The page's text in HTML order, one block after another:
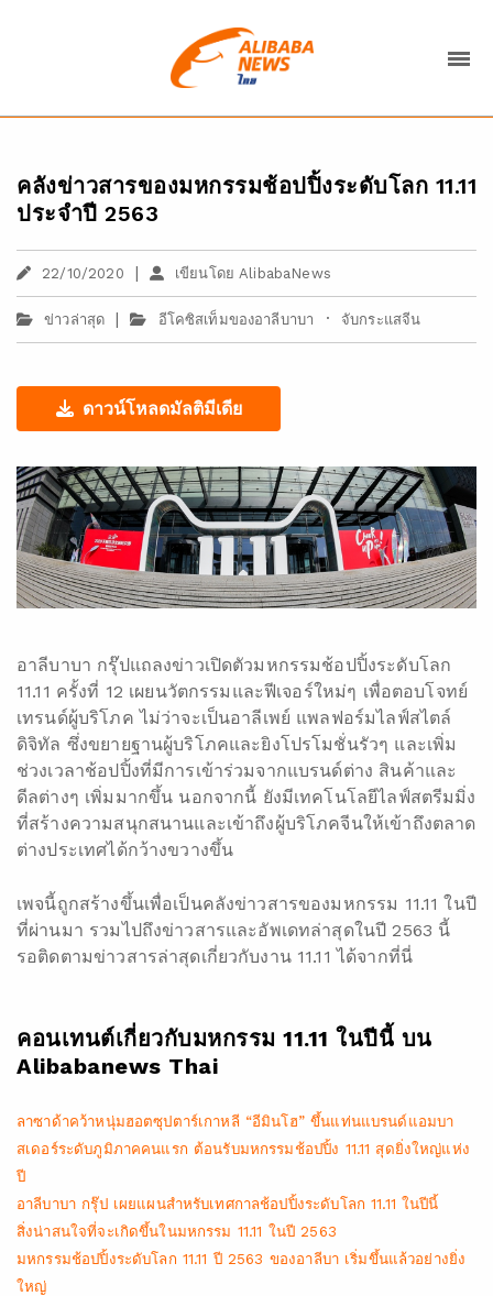
คลังข่าวสารของมหกรรมช้อปปิ้งระดับโลก 11.11
ประจำปี 2563
22/10/2020 | เขียนโดย AlibabaNews
ข่าวล่าสุด | อีโคซิสเท็มของอาลีบาบา · จับกระแสจีน
ดาวน์โหลดมัลติมีเดีย
อาลีบาบา กรุ๊ปแถลงข่าวเปิดตัวมหกรรมช้อปปิ้งระดับโลก
11.11 ครั้งที่ 12 เผยนวัตกรรมและฟีเจอร์ใหม่ๆ เพื่อตอบโจทย์
เทรนด์ผู้บริโภค ไม่ว่าจะเป็นอาลีเพย์ แพลฟอร์มไลฟ์สไตล์
ดิจิทัล ซึ่งขยายฐานผู้บริโภคและยิงโปรโมชั่นรัวๆ และเพิ่ม
ช่วงเวลาช้อปปิ้งที่มีการเข้าร่วมจากแบรนด์ต่าง สินค้าและ
ดีลต่างๆ เพิ่มมากขึ้น นอกจากนี้ ยังมีเทคโนโลยีไลฟ์สตรีมมิ่ง
ที่สร้างความสนุกสนานและเข้าถึงผู้บริโภคจีนให้เข้าถึงตลาด
ต่างประเทศได้กว้างขวางขึ้น
เพจนี้ถูกสร้างขึ้นเพื่อเป็นคลังข่าวสารของมหกรรม 11.11 ในปี
ที่ผ่านมา รวมไปถึงข่าวสารและอัพเดทล่าสุดในปี 2563 นี้
รอติดตามข่าวสารล่าสุดเกี่ยวกับงาน 11.11 ได้จากที่นี่
คอนเทนต์เกี่ยวกับมหกรรม 11.11 ในปีนี้ บน
Alibabanews Thai
ลาซาด้าคว้าหนุ่มฮอตซุปตาร์เกาหลี “อีมินโฮ” ขึ้นแท่นแบรนด์แอมบา
สเดอร์ระดับภูมิภาคคนแรก ต้อนรับมหกรรมช้อปปิ้ง 11.11 สุดยิ่งใหญ่แห่ง
ปี
อาลีบาบา กรุ๊ป เผยแผนสำหรับเทศกาลช้อปปิ้งระดับโลก 11.11 ในปีนี้
สิ่งน่าสนใจที่จะเกิดขึ้นในมหกรรม 11.11 ในปี 2563
มหกรรมช้อปปิ้งระดับโลก 11.11 ปี 2563 ของอาลีบา เริ่มขึ้นแล้วอย่างยิ่ง
ใหญ่